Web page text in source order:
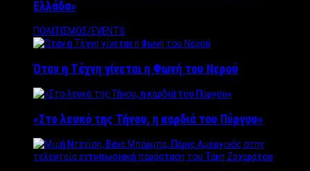
Ελλάδα»
ΠΟΛΙΤΙΣΜΟΣ/EVENTS
Όταν η Τέχνη γίνεται η Φωνή του Νερού
«Στο λευκό της Τήνου, η καρδιά του Πύργου»